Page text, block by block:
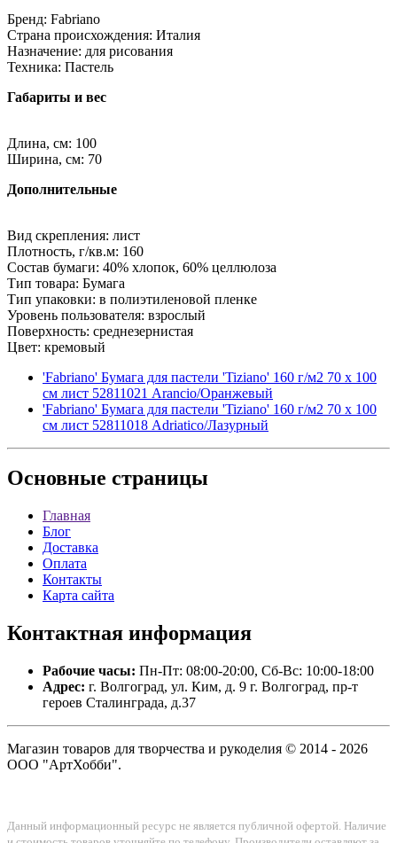
Бренд: Fabriano
Страна происхождения: Италия
Назначение: для рисования
Техника: Пастель
Габариты и вес
Длина, см: 100
Ширина, см: 70
Дополнительные
Вид скрепления: лист
Плотность, г/кв.м: 160
Состав бумаги: 40% хлопок, 60% целлюлоза
Тип товара: Бумага
Тип упаковки: в полиэтиленовой пленке
Уровень пользователя: взрослый
Поверхность: среднезернистая
Цвет: кремовый
'Fabriano' Бумага для пастели 'Tiziano' 160 г/м2 70 х 100
см лист 52811021 Arancio/Оранжевый
'Fabriano' Бумага для пастели 'Tiziano' 160 г/м2 70 х 100
см лист 52811018 Adriatico/Лазурный
Основные страницы
Главная
Блог
Доставка
Оплата
Контакты
Карта сайта
Контактная информация
Рабочие часы: Пн-Пт: 08:00-20:00, Сб-Вс: 10:00-18:00
Адрес: г. Волгоград, ул. Ким, д. 9 г. Волгоград, пр-т
героев Сталинграда, д.37
Магазин товаров для творчества и рукоделия © 2014 - 2026
ООО "АртХобби".
Данный информационный ресурс не является публичной офертой. Наличие